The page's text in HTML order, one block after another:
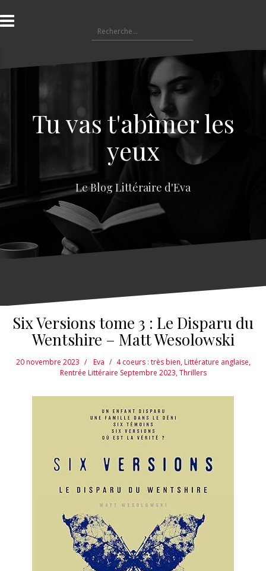
l
a
e
e
Tu vas t'abîmer les
yeux
Le Blog Littéraire d'Eva
Six Versions tome 3 : Le Disparu du
Wentshire – Matt Wesolowski
20 novembre 2023 Eva 4 coeurs : très bien,Littérature anglaise,
Rentrée Littéraire Septembre 2023,Thrillers